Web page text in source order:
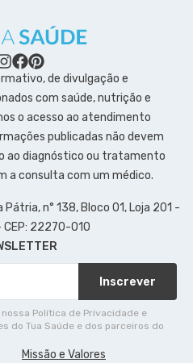
de divulgação e
com saúde, nutrição e
o acesso ao atendimento
publicadas não devem
ao diagnóstico ou tratamento
a consulta com um médico.
Pátria, n° 138, Bloco 01, Loja 201 -
22270-010
Inscrever
Política de Privacidade e
do Tua Saúde e dos parceiros do
Missão e Valores